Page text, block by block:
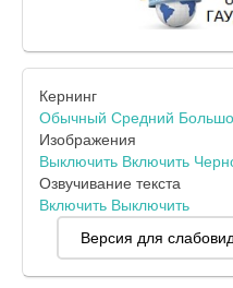
Кернинг
Обычный Средний
Изображения
Выключить Включить
Озвучивание текста
Включить Выключить
Версия для